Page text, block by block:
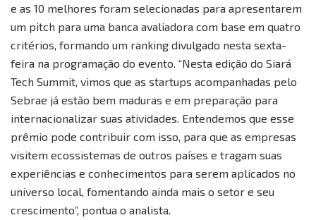
e as 10 melhores foram selecionadas para apresentarem
um pitch para uma banca avaliadora com base em quatro
critérios, formando um ranking divulgado nesta sexta-
feira na programação do evento. “Nesta edição do Siará
Tech Summit, vimos que as startups acompanhadas pelo
Sebrae já estão bem maduras e em preparação para
internacionalizar suas atividades. Entendemos que esse
prêmio pode contribuir com isso, para que as empresas
visitem ecossistemas de outros países e tragam suas
experiências e conhecimentos para serem aplicados no
universo local, fomentando ainda mais o setor e seu
crescimento”, pontua o analista.